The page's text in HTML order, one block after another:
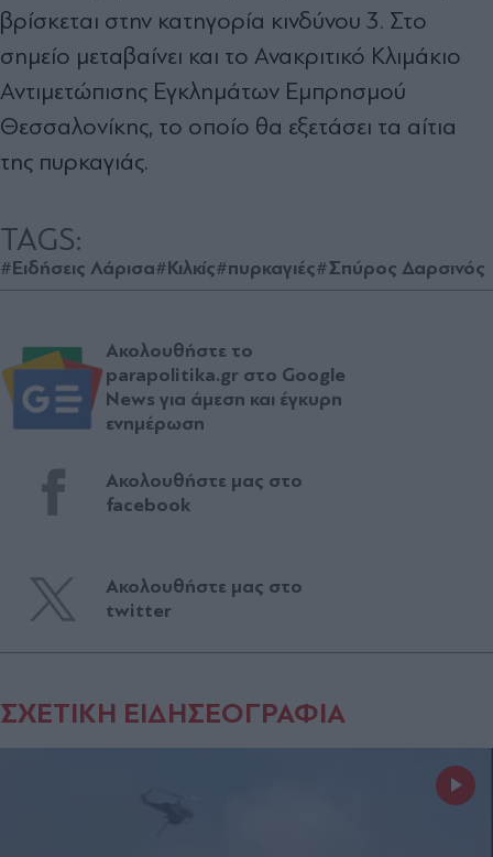
βρίσκεται στην κατηγορία κινδύνου 3. Στο
σημείο μεταβαίνει και το Ανακριτικό Κλιμάκιο
Αντιμετώπισης Εγκλημάτων Εμπρησμού
Θεσσαλονίκης, το οποίο θα εξετάσει τα αίτια
της πυρκαγιάς.
TAGS:
#Ειδήσεις Λάρισα#Κιλκίς#πυρκαγιές#Σπύρος Δαρσινός
Ακολουθήστε το
parapolitika.gr στο Google
News για άμεση και έγκυρη
ενημέρωση
Ακολουθήστε μας στο
facebook
Ακολουθήστε μας στο
twitter
ΣΧΕΤΙΚΗ ΕΙΔΗΣΕΟΓΡΑΦΙΑ